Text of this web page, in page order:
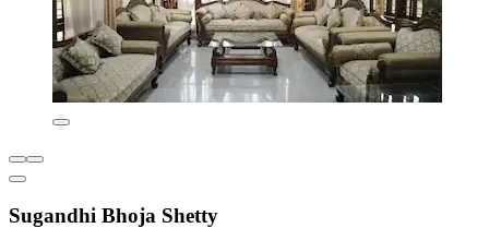
Sugandhi Bhoja Shetty